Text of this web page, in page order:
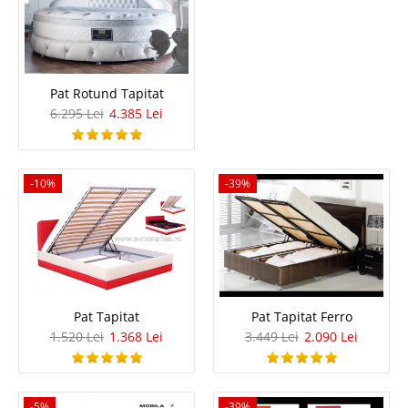
Pret Redus
Vezi Detalii
Adauga la Favorite
-42%
Pat tapitat cu Lada depozitare pt.
Pat Rotund Tapitat
6.295 Lei 4.385 Lei
-10%
Pat Tapitat
1.520 Lei 1.368 Lei
-39%
Pat Tapitat Ferro
3.449 Lei 2.090 Lei